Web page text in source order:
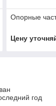
Опорные
Цену
год